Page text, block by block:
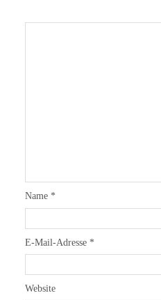
Name *
E-Mail-Adresse *
Website